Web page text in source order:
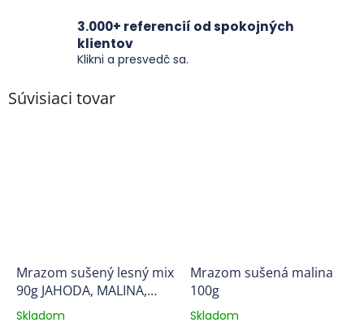
3.000+ referencií od spokojných
klientov
Klikni a presvedč sa.
Súvisiaci tovar
Mrazom sušený lesný mix
90g JAHODA, MALINA,
LESNÁ ČUČORIEDKA
Priemerné
Skladom
Mrazom sušená malina
100g
Priemerné
Skladom